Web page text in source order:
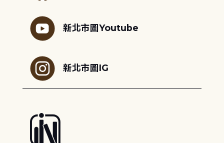
新北市圖Youtube
新北市圖IG